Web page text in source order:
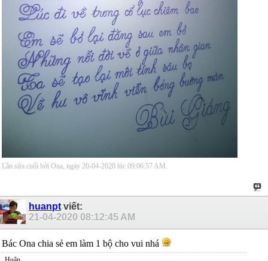
Lần sửa cuối bởi Ona, ngày 20-04-2020 lúc 09:06:57 AM
huanpt viết:
21-04-2020 08:12:45 AM
Bác Ona chia sẻ em làm 1 bộ cho vui nhá